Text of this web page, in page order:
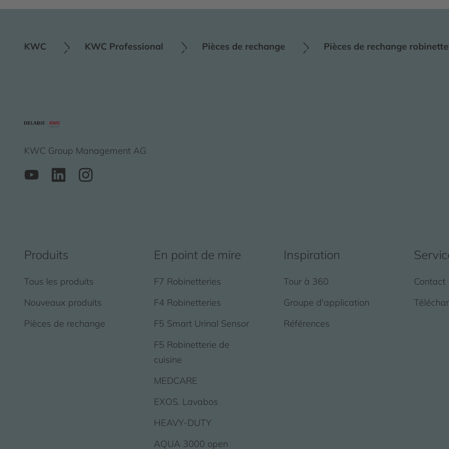
KWC KWC Professional Pièces de rechange Pièces de rechange
KWC Group Management AG
Produits
Tous les produits
Nouveaux produits
Pièces de rechange
En point de mire
F7 Robinetteries
F4 Robinetteries
F5 Smart Urinal Sensor
F5 Robinetterie de
cuisine
MEDCARE
EXOS. Lavabos
HEAVY-DUTY
AQUA 3000 open
Inspiration
Tour à 360
Groupe d'application
Références
Contact